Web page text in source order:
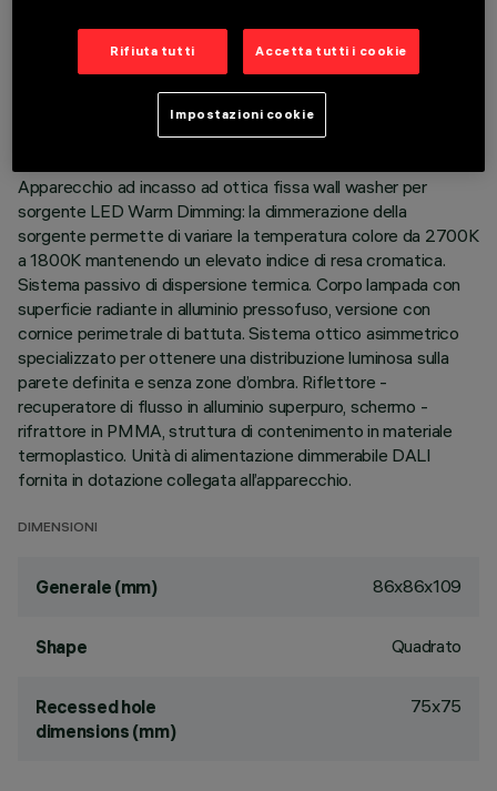
DATI TECNICI
ULTIMO AGGIORNAMENTO: 01/08/2026
Apparecchio ad incasso ad ottica fissa wall washer per
sorgente LED Warm Dimming: la dimmerazione della
sorgente permette di variare la temperatura colore da 2700K
a 1800K mantenendo un elevato indice di resa cromatica.
Sistema passivo di dispersione termica. Corpo lampada con
superficie radiante in alluminio pressofuso, versione con
cornice perimetrale di battuta. Sistema ottico asimmetrico
specializzato per ottenere una distribuzione luminosa sulla
parete definita e senza zone d’ombra. Riflettore -
recuperatore di flusso in alluminio superpuro, schermo -
rifrattore in PMMA, struttura di contenimento in materiale
termoplastico. Unità di alimentazione dimmerabile DALI
fornita in dotazione collegata all’apparecchio.
DIMENSIONI
Generale (mm) 86x86x109
Shape Quadrato
Recessed hole
dimensions (mm)
75x75
Rifiuta tutti Accetta tutti i cookie
Impostazioni cookie